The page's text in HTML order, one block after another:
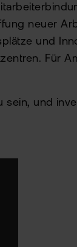
neuer
und
Für
sein, und